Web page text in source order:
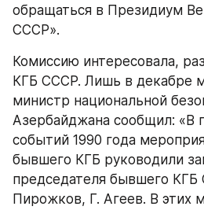
обращаться в Президиум
СССР».
Комиссию интересовала,
КГБ СССР. Лишь в декабре
министр национальной
Азербайджана сообщил: «В
событий 1990 года
бывшего КГБ руководили
председателя бывшего
Пирожков, Г. Агеев. В этих